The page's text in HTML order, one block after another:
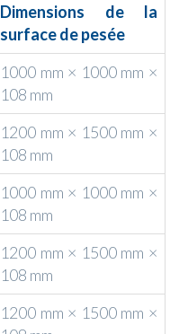
Dimensions de la
surface de pesée
1000 mm × 1000 mm ×
108 mm
1200 mm × 1500 mm ×
108 mm
1000 mm × 1000 mm ×
108 mm
1200 mm × 1500 mm ×
108 mm
1200 mm × 1500 mm ×